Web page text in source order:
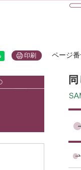
印刷 ページ